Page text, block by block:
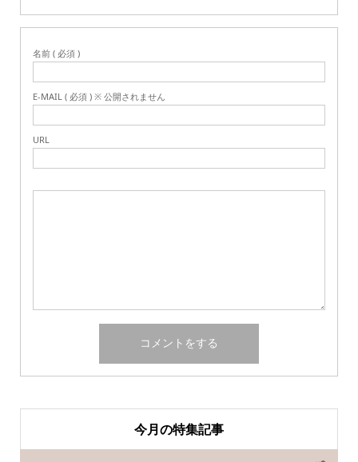
名前 ( 必須 )
E-MAIL ( 必須 ) ※ 公開されません
URL
今月の特集記事